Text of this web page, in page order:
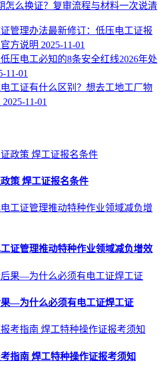
怎么换证？复审流程与材料一次说清
管理办法最新修订：低压电工证报
方说明 2025-11-01
压电工必知的8条安全红线2026年处
11-01
工证有什么区别？想去工地工厂物
2025-11-01
策 焊工证报名条件
证管理推动特种作业领域减负增效
—为什么必须有电工证焊工证
指南 焊工特种操作证报考须知